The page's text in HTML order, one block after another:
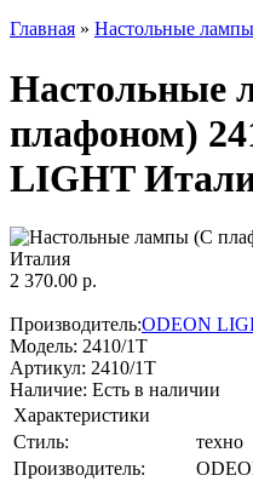
Главная » Настольные лампы
Настольные
плафоном)
LIGHT
2 370.00 р.
Производитель:ODEON
Модель: 2410/1T
Артикул: 2410/1T
Наличие: Есть в наличии
Характеристики
Стиль:
техно
Производитель: